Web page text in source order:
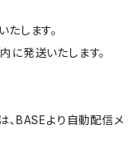
します。
に発送いたします。
、BASEより自動配信メ